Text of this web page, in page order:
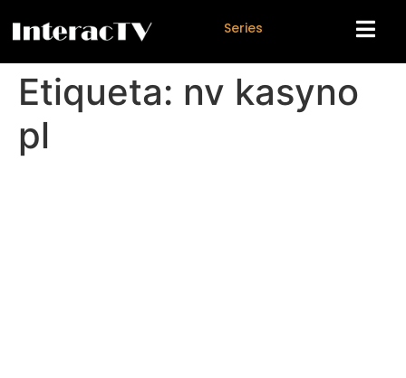
Series
Etiqueta: nv kasyno
pl